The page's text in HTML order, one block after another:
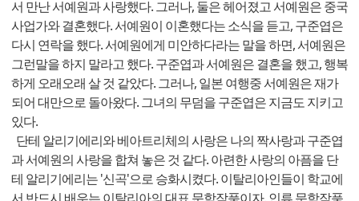
서 만난 서예원과 사랑했다. 그러나, 둘은 헤어졌고 서예원은 중국
사업가와 결혼했다. 서예원이 이혼했다는 소식을 듣고, 구준엽은
다시 연락을 했다. 서예원에게 미안하다라는 말을 하면, 서예원은
그런말을 하지 말라고 했다. 구준엽과 서예원은 결혼을 했고, 행복
하게 오래오래 살 것 같았다. 그러나, 일본 여행중 서예원은 재가
되어 대만으로 돌아왔다. 그녀의 무덤을 구준엽은 지금도 지키고
있다.
단테 알리기에리와 베아트리체의 사랑은 나의 짝사랑과 구준엽
과 서예원의 사랑을 합쳐 놓은 것 같다. 아련한 사랑의 아픔을 단
테 알리기에리는 '신곡'으로 승화시켰다. 이탈리아인들이 학교에